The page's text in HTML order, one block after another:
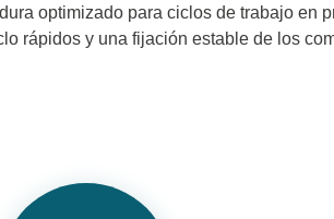
optimizado para ciclos de trabajo en
rápidos y una fijación estable de los